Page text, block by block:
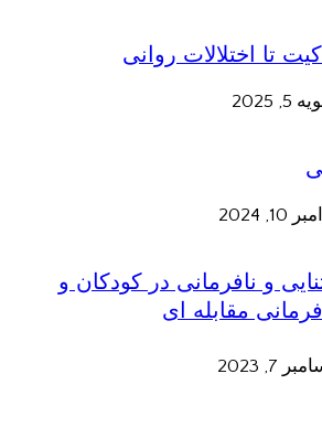
تا اختلالات روانی
2025
10, 2024
و نافرمانی در کودکان و
مقابله ای
7, 2023